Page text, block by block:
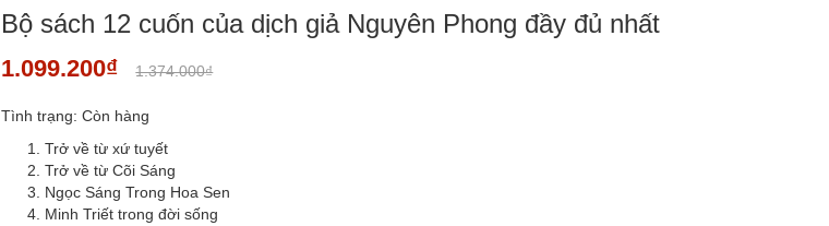
Bộ sách 12 cuốn của dịch giả Nguyên Phong đầy đủ nhất
1.099.200₫ 1.374.000₫
Tình trạng: Còn hàng
Trở về từ xứ tuyết
Trở về từ Cõi Sáng
Ngọc Sáng Trong Hoa Sen
Minh Triết trong đời sống